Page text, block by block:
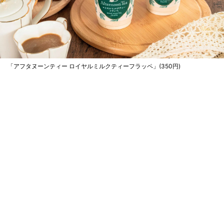
「アフタヌーンティー ロイヤルミルクティーフラッペ」(350円)